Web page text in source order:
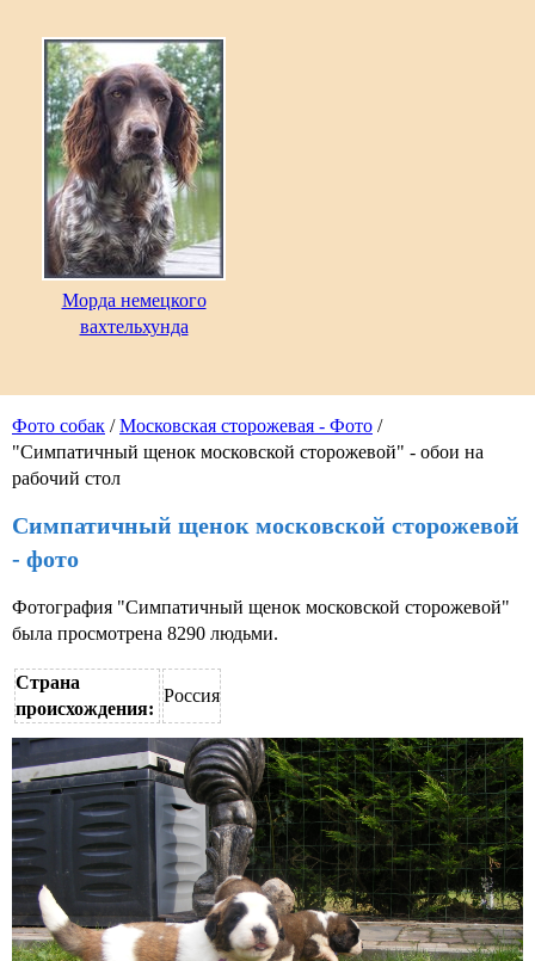
Фото собак /Московская сторожевая - Фото /
"Симпатичный щенок московской сторожевой" - обои на
рабочий стол
Симпатичный щенок московской сторожевой
- фото
Фотография "Симпатичный щенок московской сторожевой"
была просмотрена 8290 людьми.
Страна
происхождения:
Россия
Морда немецкого
вахтельхунда